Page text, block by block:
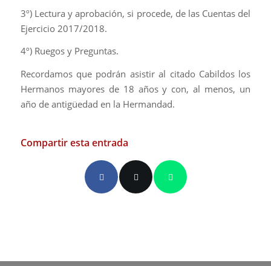
3º) Lectura y aprobación, si procede, de las Cuentas del
Ejercicio 2017/2018.
4º) Ruegos y Preguntas.
Recordamos que podrán asistir al citado Cabildos los
Hermanos mayores de 18 años y con, al menos, un
año de antigüedad en la Hermandad.
Compartir esta entrada